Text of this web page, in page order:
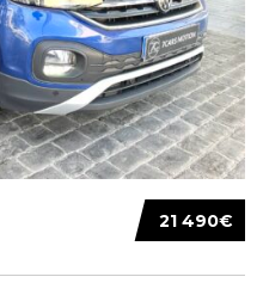
21 490€